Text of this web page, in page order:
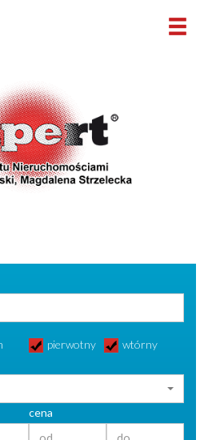
pierwotny
wtórny
cena